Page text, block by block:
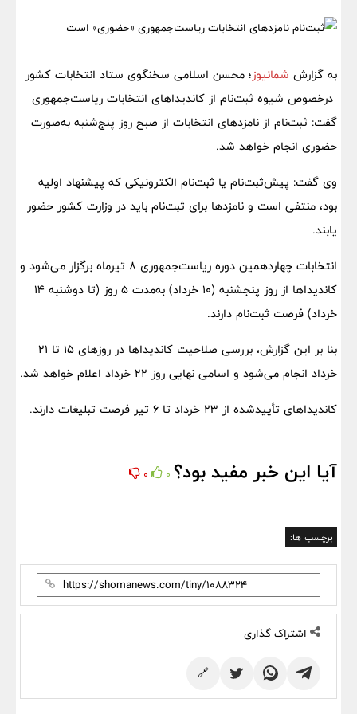
به گزارش شمانیوز؛ محسن اسلامی سخنگوی ستاد انتخابات کشور
درخصوص شیوه ثبت‌نام از کاندیداهای انتخابات ریاست‌جمهوری
گفت: ثبت‌نام از نامزدهای انتخابات از صبح‌ روز پنج‌شنبه به‌صورت
حضوری انجام خواهد شد.
وی گفت: پیش‌ثبت‌‌نام یا ثبت‌‌نام الکترونیکی که پیشنهاد اولیه
بود، منتفی است و نامزدها برای ثبت‌نام باید در وزارت کشور حضور
یابند.
انتخابات چهاردهمین دوره ریاست‌جمهوری 8 تیرماه برگزار می‌شود و
کاندیداها از روز پنجشنبه (10 خرداد) به‌مدت 5 روز (تا دوشنبه 14
خرداد) فرصت ثبت‌نام دارند.
بنا بر این گزارش، بررسی صلاحیت کاندیداها در روزهای 15 تا 21
خرداد انجام می‌شود و اسامی نهایی روز 22 خرداد اعلام خواهد شد.
کاندیداهای تأییدشده از 23 خرداد تا 6 تیر فرصت تبلیغات دارند.
آیا این خبر مفید بود؟ 0
0
برچسب ها:
اشتراک گذاری
🔗